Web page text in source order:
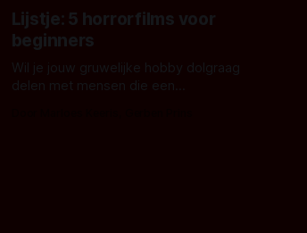
Lijstje: 5 horrorfilms voor
beginners
Wil je jouw gruwelijke hobby dolgraag
delen met mensen die een